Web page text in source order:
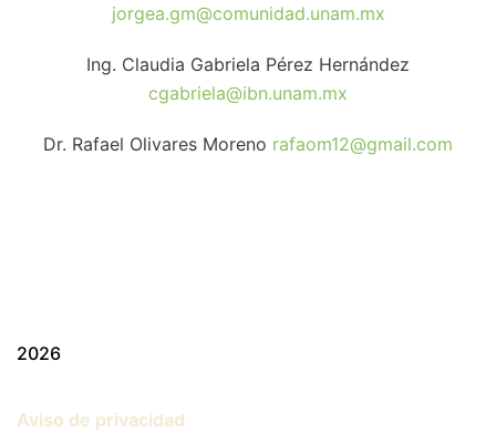
jorgea.gm@comunidad.unam.mx
Ing. Claudia Gabriela Pérez Hernández
cgabriela@ibn.unam.mx
Dr. Rafael Olivares Moreno rafaom12@gmail.com
2026
Aviso de privacidad